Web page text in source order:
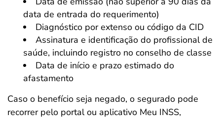
data de entrada do requerimento)
Diagnóstico por extenso ou código da CID
Assinatura e identificação do profissional de
saúde, incluindo registro no conselho de classe
Data de início e prazo estimado do
afastamento
Caso o benefício seja negado, o segurado pode
recorrer pelo portal ou aplicativo Meu INSS,